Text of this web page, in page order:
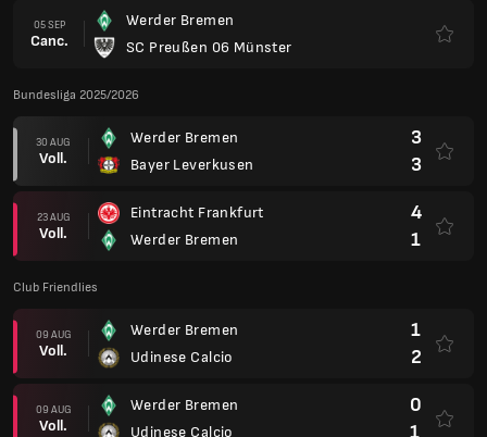
05 SEP
Canc.
Werder Bremen
SC Preußen 06 Münster
Bundesliga 2025/2026
30 AUG
Voll.
Werder Bremen
Bayer Leverkusen
3
3
23 AUG
Voll.
Eintracht Frankfurt
Werder Bremen
4
1
Club Friendlies
09 AUG
Voll.
Werder Bremen
Udinese Calcio
1
2
09 AUG
Voll.
Werder Bremen
Udinese Calcio
0
1